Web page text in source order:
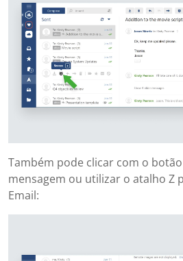
Também pode clicar com o
mensagem ou utilizar o atalho Z
Email: